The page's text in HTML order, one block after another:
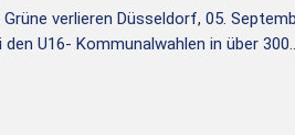
verlieren Düsseldorf, 05.
U16- Kommunalwahlen in über